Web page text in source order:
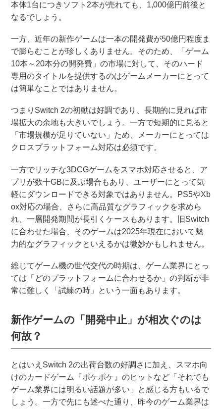
本体1台につきソフト2本が売れても、1,000億円前後と
なるでしょう。
一方、近年の新作ゲームは一本の開発費が50億円程度ま
で膨らむことが珍しくありません。そのため、「ゲーム
10本～20本分の開発費」の市場に対して、そのハード
専用のタイトルを提供するのはゲームメーカーにとって
は簡単なことではありません。
つまりSwitch 2の初動は好調であり、長期的に見れば市
場拡大の余地も大きいでしょう。一方で短期的に見ると
「市場規模が足りていない」ため、メーカーにとっては
クロスプラットフォーム対応は必須です。
一方でリッチな3DCGゲームをスマホ対応させると、ア
プリが数十GBに及ぶ場合もあり、ユーザーにとって気
軽にダウンロードできる対象ではありません。PS5やXb
ox対応の場合、さらに高品質なグラフィックを求めら
れ、一層開発期間が長引くケースもあります。旧Switch
に合わせた場合、そのゲームは2025年現在において魅
力的なグラフィックといえるかは微妙かもしれません。
総じてゲーム機の世代交代の時期は、ゲーム業界にとっ
ては「どのプラットフォームに合わせるか」の判断が非
常に難しく「試練の時」という一面もあります。
新作ゲームの「開発中止」が相次ぐのは
何故？
とはいえSwitch 2の出荷台数の好調さに加え、スマホ向
けのカードゲーム『ポケポケ』のヒットなど「それでも
ゲーム業界には明るい話題が多い」と感じる方もいるで
しょう。一方で先にも述べた通り、昨今のゲーム業界は